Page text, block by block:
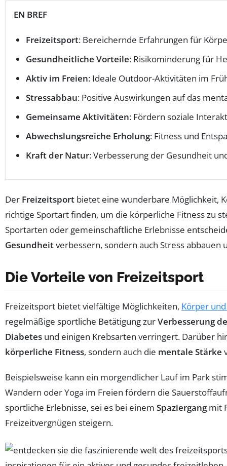
EN BREF
Freizeitsport: Bereichernde Erfahrungen für
Gesundheitliche Vorteile: Risikominderung für
Aktiv im Freien: Ideale Outdoor-Aktivitäten im
Stressabbau: Positive Auswirkungen auf das
Gemeinsame Aktivitäten: Fördern soziale
Abwechslungsreiche Erholung: Fitness und
Kraft der Natur: Verbesserung der Gesundheit
Der Freizeitsport bietet eine wunderbare Möglichkeit,
richtige Sportart finden, um die körperliche Fitness zu
Sportarten oder gemeinschaftliche Erlebnisse
Gesundheitverbessern, sondern auch Stress abbauen
Die Vorteile von Freizeitsport
Freizeitsport bietet vielfältige Möglichkeiten, Körper
regelmäßige sportliche Betätigung zurVerbesserung
Diabetes und einigen Krebsarten verringert. Darüber
körperliche Fitness, sondern auch die mentale Stärke
Beispielsweise kann ein morgendlicher Lauf im Park
Wandern oder Yoga im Freien fördern die
sportliche Erlebnisse, sei es bei einem Spaziergangmit
Freizeitvergnügen steigern.